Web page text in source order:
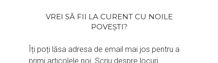
VREI SĂ FII LA CURENT CU NOILE
POVEȘTI?
Îți poți lăsa adresa de email mai jos pentru a
primi articolele noi. Scriu despre locuri